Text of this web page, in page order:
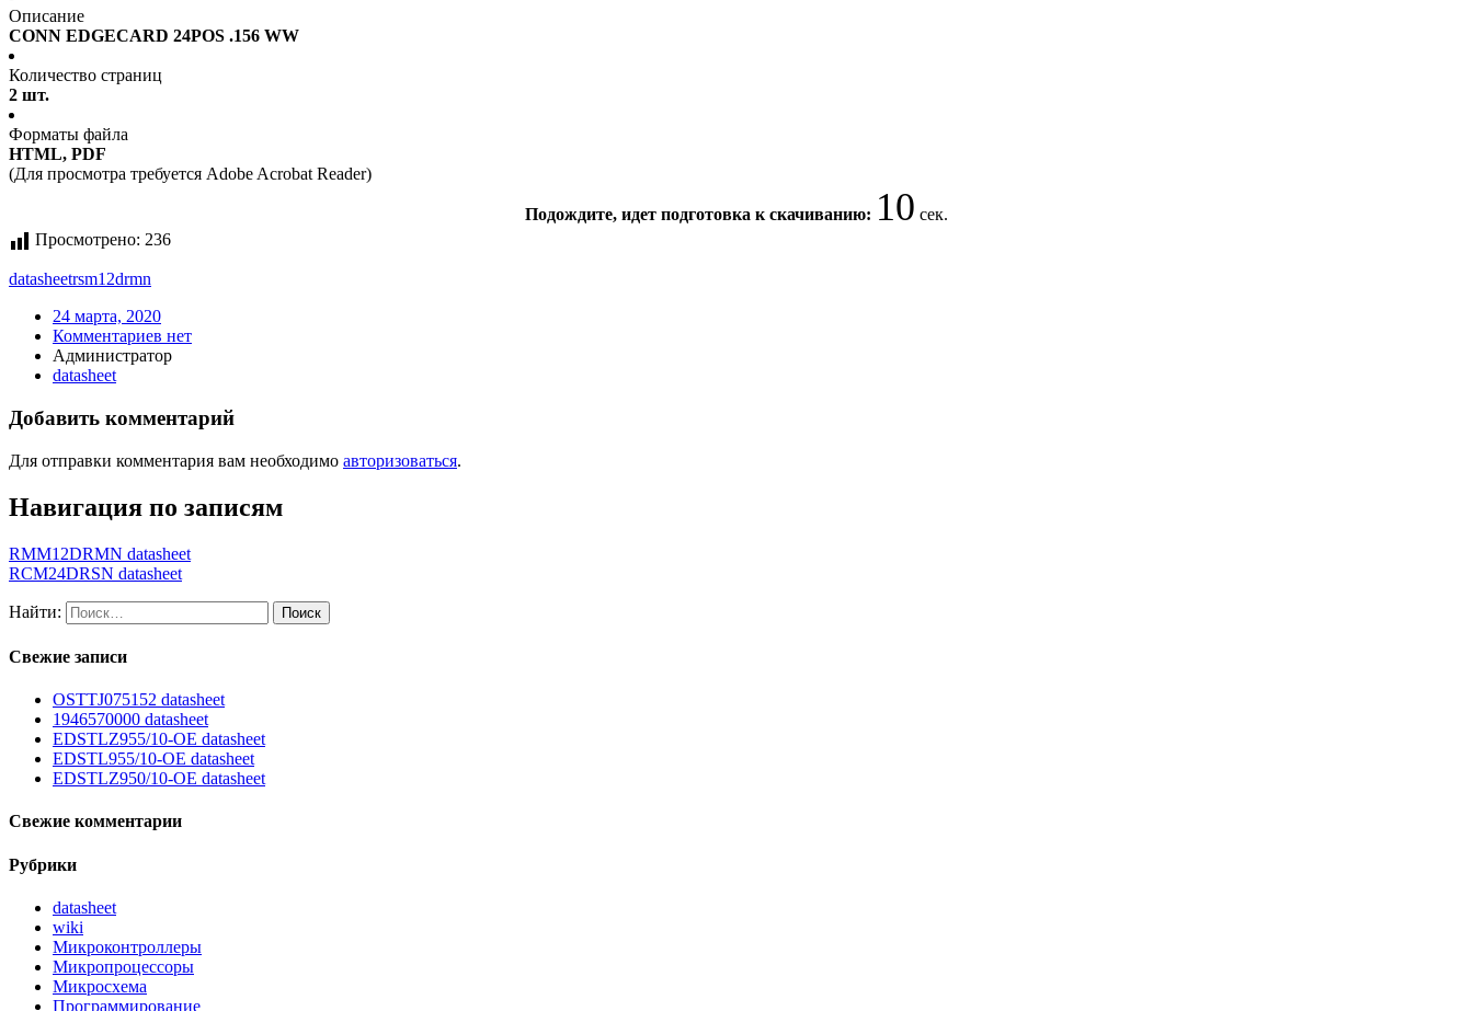
Описание
CONN EDGECARD 24POS .156 WW
Количество страниц
2 шт.
Форматы файла
HTML, PDF
(Для просмотра требуется Adobe Acrobat Reader)
Подождите, идет подготовка к скачиванию: 10 сек.
Просмотрено: 236
datasheetrsm12drmn
24 марта, 2020
Комментариев нет
Администратор
datasheet
Добавить комментарий
Для отправки комментария вам необходимо авторизоваться.
Навигация по записям
RMM12DRMN datasheet
RCM24DRSN datasheet
Найти:
Свежие записи
OSTTJ075152 datasheet
1946570000 datasheet
EDSTLZ955/10-OE datasheet
EDSTL955/10-OE datasheet
EDSTLZ950/10-OE datasheet
Свежие комментарии
Рубрики
datasheet
wiki
Микроконтроллеры
Микропроцессоры
Микросхема
Программирование